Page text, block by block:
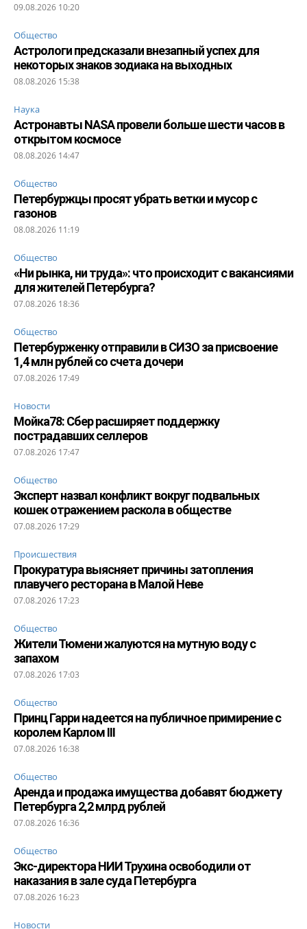
09.08.2026 10:20
Общество
Астрологи предсказали внезапный успех для
некоторых знаков зодиака на выходных
08.08.2026 15:38
Наука
Астронавты NASA провели больше шести часов в
открытом космосе
08.08.2026 14:47
Общество
Петербуржцы просят убрать ветки и мусор с
газонов
08.08.2026 11:19
Общество
«Ни рынка, ни труда»: что происходит с вакансиями
для жителей Петербурга?
07.08.2026 18:36
Общество
Петербурженку отправили в СИЗО за присвоение
1,4 млн рублей со счета дочери
07.08.2026 17:49
Новости
Мойка78: Сбер расширяет поддержку
пострадавших селлеров
07.08.2026 17:47
Общество
Эксперт назвал конфликт вокруг подвальных
кошек отражением раскола в обществе
07.08.2026 17:29
Происшествия
Прокуратура выясняет причины затопления
плавучего ресторана в Малой Неве
07.08.2026 17:23
Общество
Жители Тюмени жалуются на мутную воду с
запахом
07.08.2026 17:03
Общество
Принц Гарри надеется на публичное примирение с
королем Карлом III
07.08.2026 16:38
Общество
Аренда и продажа имущества добавят бюджету
Петербурга 2,2 млрд рублей
07.08.2026 16:36
Общество
Экс-директора НИИ Трухина освободили от
наказания в зале суда Петербурга
07.08.2026 16:23
Новости